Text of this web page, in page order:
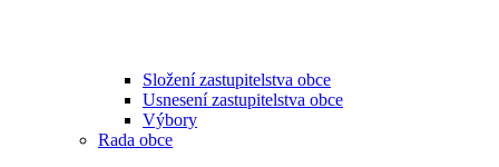
Složení zastupitelstva obce
Usnesení zastupitelstva obce
Výbory
Rada obce